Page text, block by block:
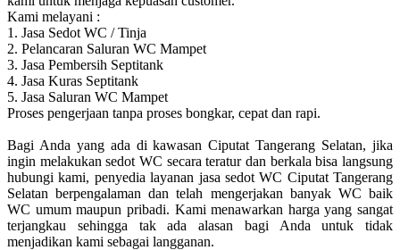
Kami melayani :
1. Jasa Sedot WC / Tinja
2. Pelancaran Saluran WC Mampet
3. Jasa Pembersih Septitank
4. Jasa Kuras Septitank
5. Jasa Saluran WC Mampet
Proses pengerjaan tanpa proses bongkar, cepat dan rapi.
Bagi Anda yang ada di kawasan Ciputat Tangerang Selatan, jika
ingin melakukan sedot WC secara teratur dan berkala bisa langsung
hubungi kami, penyedia layanan jasa sedot WC Ciputat Tangerang
Selatan berpengalaman dan telah mengerjakan banyak WC baik
WC umum maupun pribadi. Kami menawarkan harga yang sangat
terjangkau sehingga tak ada alasan bagi Anda untuk tidak
menjadikan kami sebagai langganan.